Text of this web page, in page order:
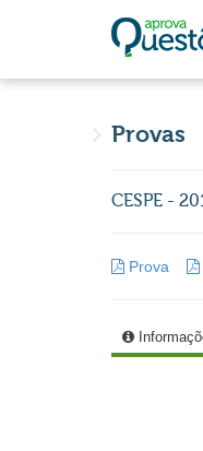
Provas
CESPE -
Prova